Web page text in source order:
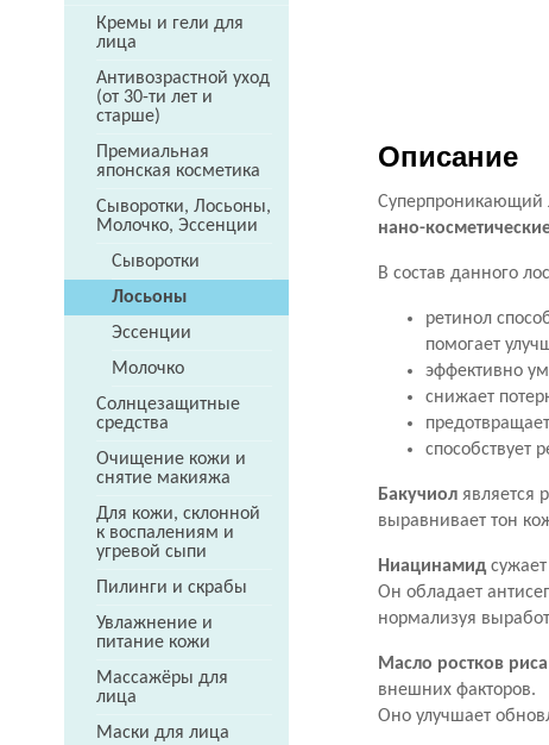
Кремы и гели для
лица
Антивозрастной уход
(от 30-ти лет и
старше)
Премиальная
японская косметика
Сыворотки, Лосьоны,
Молочко, Эссенции
Сыворотки
Лосьоны
Эссенции
Молочко
Солнцезащитные
средства
Очищение кожи и
снятие макияжа
Для кожи, склонной
к воспалениям и
угревой сыпи
Пилинги и скрабы
Увлажнение и
питание кожи
Массажёры для
лица
Маски для лица
Описание
Суперпроникающий
нано-
В состав данного
ретинол
помогает
эффективно
снижает
способствует
Бакучиол является
выравнивает тон
Ниацинамид
Он обладает
нормализуя
Масло ростков риса
внешних факторов.
Оно улучшает